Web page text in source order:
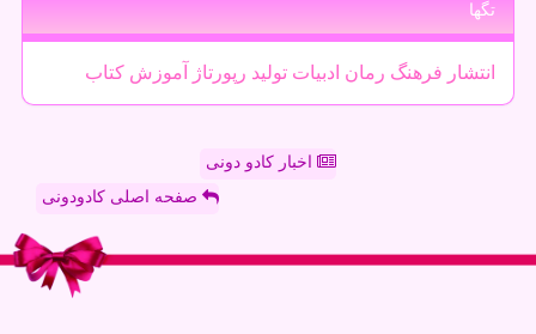
تگها
انتشار فرهنگ رمان ادبیات تولید رپورتاژ آموزش كتاب
اخبار کادو دونی
صفحه اصلی کادودونی